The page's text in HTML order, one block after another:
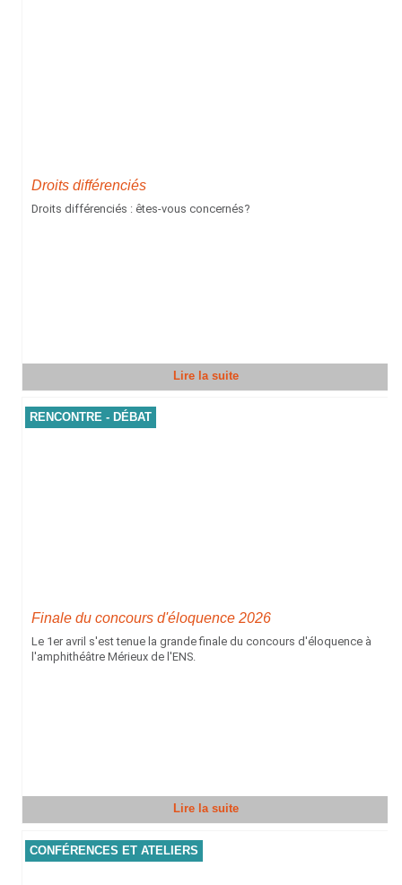
Droits différenciés
Droits différenciés : êtes-vous concernés?
Lire la suite
RENCONTRE - DÉBAT
Finale du concours d'éloquence 2026
Le 1er avril s'est tenue la grande finale du concours d'éloquence à
l'amphithéâtre Mérieux de l'ENS.
Lire la suite
CONFÉRENCES ET ATELIERS